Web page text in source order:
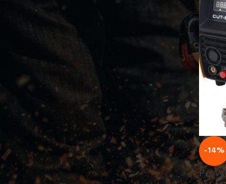
TENSIUNE ALIMENTARE
3
CURENT DE SUDURA
160 1
40 2
-14%